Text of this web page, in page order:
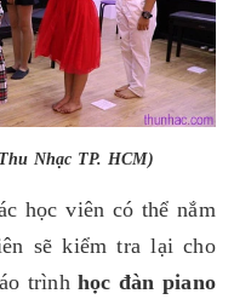
Nhạc TP. HCM)
học viên có thể nắm
sẽ kiểm tra lại cho
trìnhhọc đàn piano